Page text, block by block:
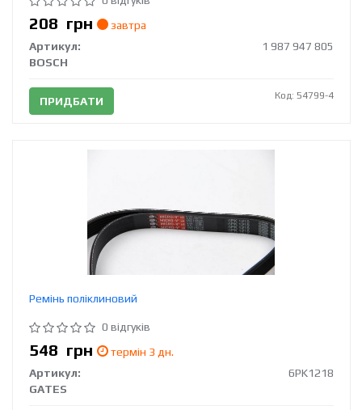
208 грн
завтра
Артикул:
1 987 947 805
BOSCH
ПРИДБАТИ Код: 54799-4
Ремінь поліклиновий
0 відгуків
548 грн
термін 3 дн.
Артикул:
6PK1218
GATES